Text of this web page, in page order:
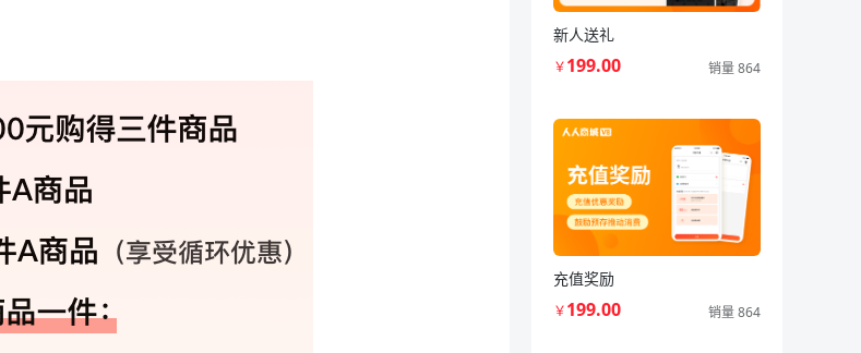
新人送礼
￥199.00 销量 864
充值奖励
￥199.00 销量 864